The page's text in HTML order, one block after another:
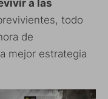
a las
todo
de
mejor estrategia